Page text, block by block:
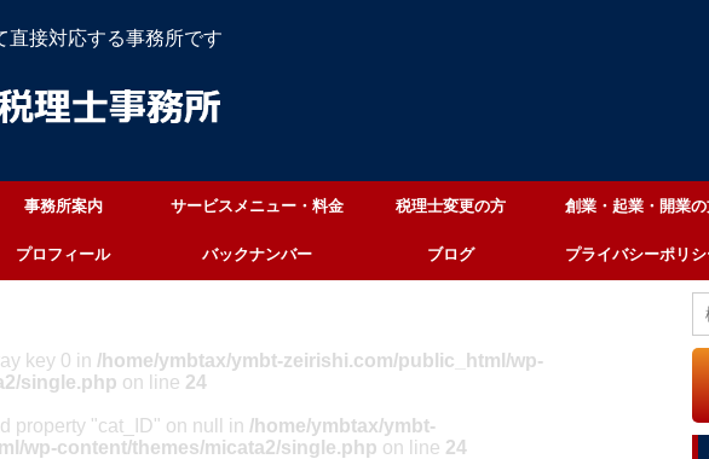
直接対応する事務所です
事務所案内 サービスメニュー・料金 税理士変更の方 創業・起業・開業
プロフィール バックナンバー ブログ プライバシーポリ
key 0 in /home/ymbtax/ymbt-zeirishi.com/public_html/wp-
single.php on line 24
property "cat_ID" on null in /home/ymbtax/ymbt-
wp-content/themes/micata2/single.php on line 24